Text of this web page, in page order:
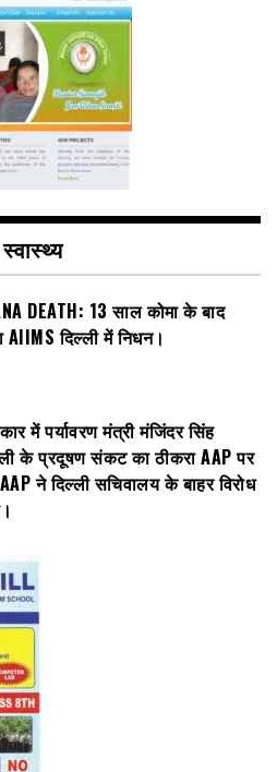
स्वास्थ्य
DEATH: 13 साल कोमा के बाद
AIIMS दिल्ली में निधन।
में पर्यावरण मंत्री मंजिंदर सिंह
के प्रदूषण संकट का ठीकरा AAP पर
ने दिल्ली सचिवालय के बाहर विरोध